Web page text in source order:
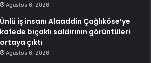
Ağustos 6, 2026
Ünlü iş insanı Alaaddin Çağlıköse’ye
kafede bıçaklı saldırının görüntüleri
ortaya çıktı
Ağustos 6, 2026